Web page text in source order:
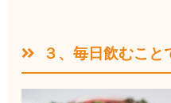
３、毎日飲むこと